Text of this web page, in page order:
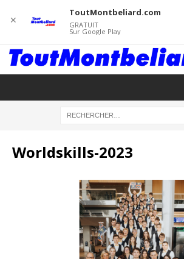
Worldskills-2023
✕
ToutMontbeliard.com
GRATUIT
Sur Google Play